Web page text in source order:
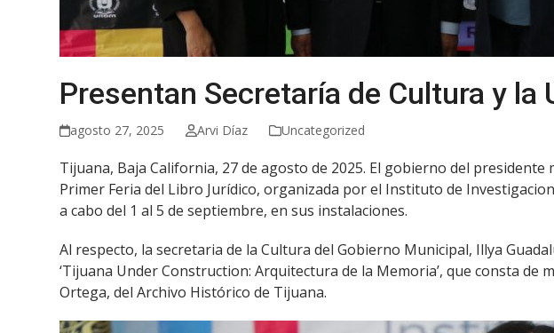
Presentan Secretaría de Cultura y
agosto 27, 2025 Arvi Díaz Uncategorized
Tijuana, Baja California, 27 de agosto de 2025. El gobierno del
Primer Feria del Libro Jurídico, organizada por el Instituto de
a cabo del 1 al 5 de septiembre, en sus instalaciones.
Al respecto, la secretaria de la Cultura del Gobierno Municipal, Illya
‘Tijuana Under Construction: Arquitectura de la Memoria’, que consta de
Ortega, del Archivo Histórico de Tijuana.